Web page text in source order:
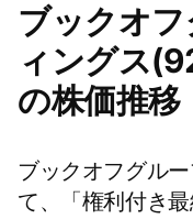
ブックオ
ィングス
の株価推移
ブックオフグル
て、「権利付き